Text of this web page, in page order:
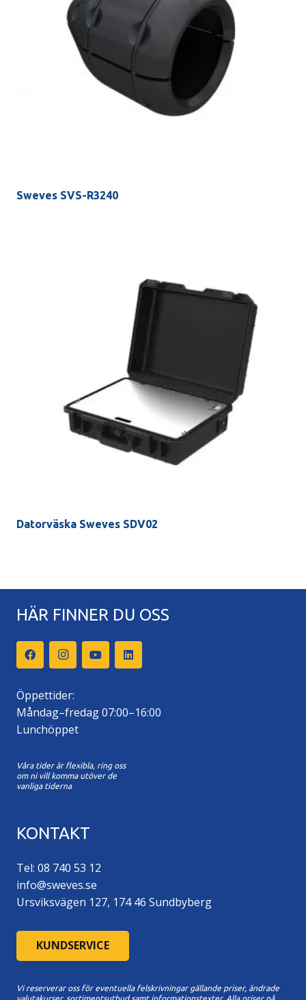
Sweves SVS-R3240
Datorväska Sweves SDV02
HÄR FINNER DU OSS
Öppettider:
Måndag–fredag 07:00–16:00
Lunchöppet
Våra tider är flexibla, ring oss
om ni vill komma utöver de
vanliga tiderna
KONTAKT
Tel: 08 740 53 12
info@sweves.se
Ursviksvägen 127, 174 46 Sundbyberg
KUNDSERVICE
Vi reserverar oss för eventuella felskrivningar gällande priser, ändrade